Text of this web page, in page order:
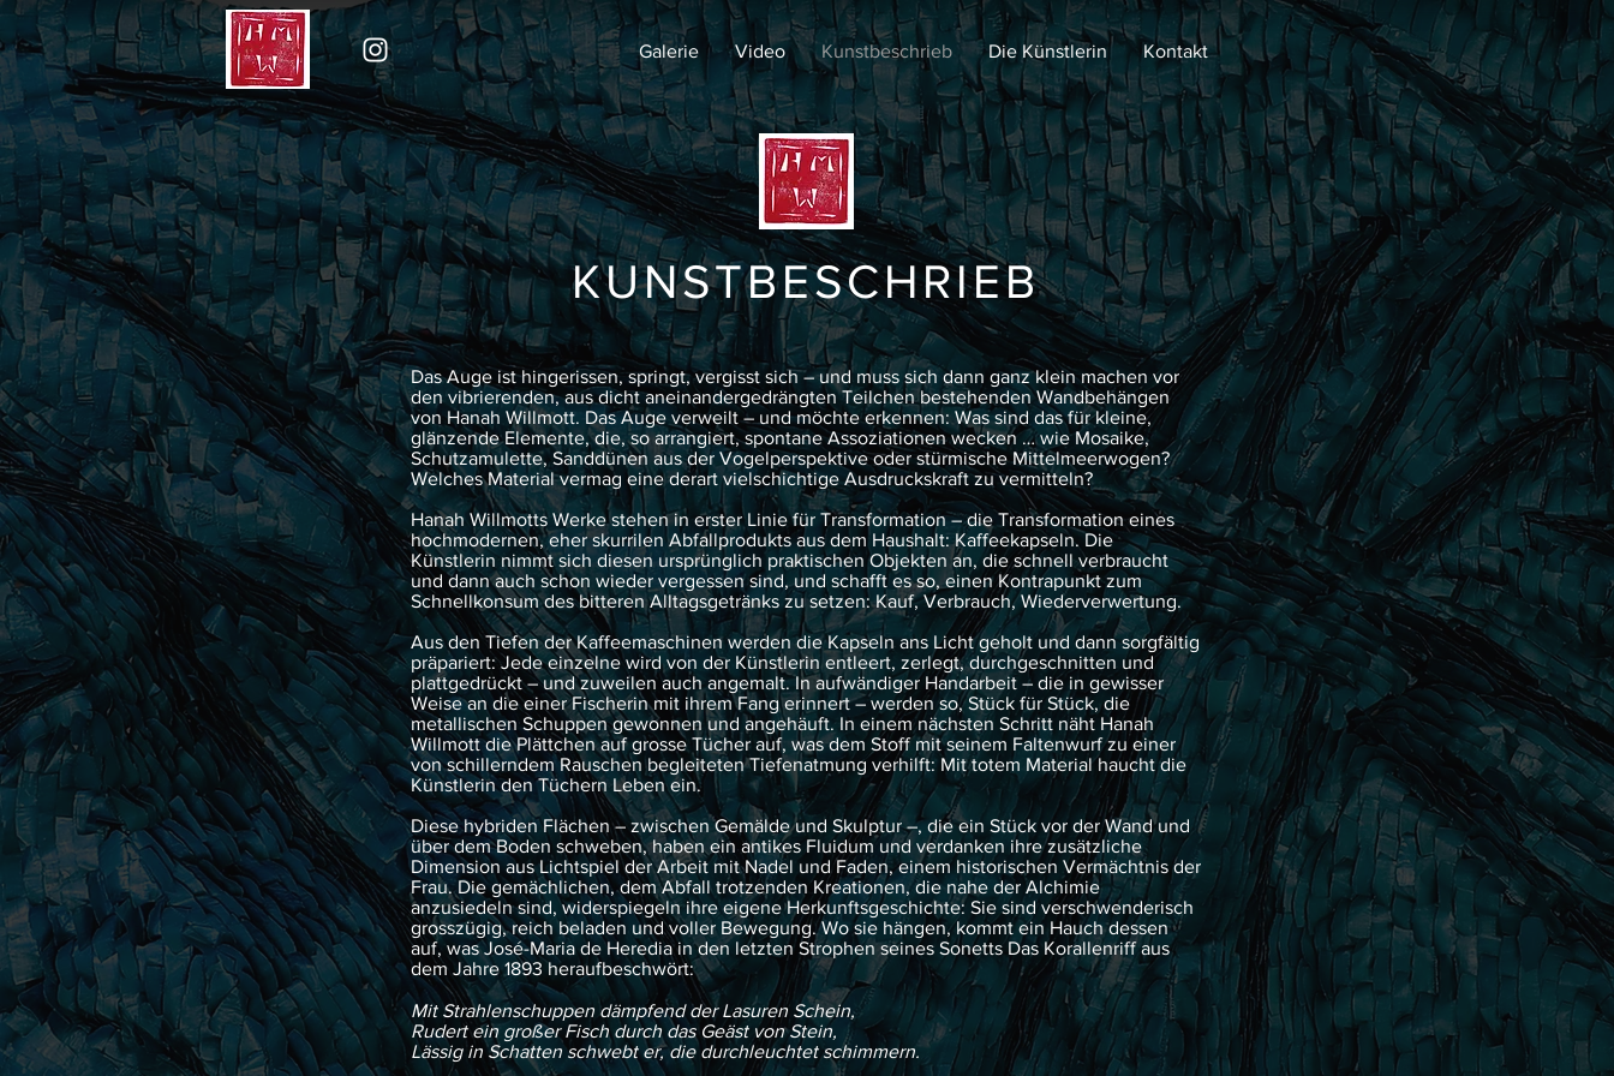
Galerie Video Kunstbeschrieb Die Künstlerin Kontakt
KUNSTBESCHRIEB
Das Auge ist hingerissen, springt, vergisst sich – und muss sich dann ganz klein machen vor
den vibrierenden, aus dicht aneinandergedrängten Teilchen bestehenden Wandbehängen
von Hanah Willmott. Das Auge verweilt – und möchte erkennen: Was sind das für kleine,
glänzende Elemente, die, so arrangiert, spontane Assoziationen wecken … wie Mosaike,
Schutzamulette, Sanddünen aus der Vogelperspektive oder stürmische Mittelmeerwogen?
Welches Material vermag eine derart vielschichtige Ausdruckskraft zu vermitteln?
Hanah Willmotts Werke stehen in erster Linie für Transformation – die Transformation eines
hochmodernen, eher skurrilen Abfallprodukts aus dem Haushalt: Kaffeekapseln. Die
Künstlerin nimmt sich diesen ursprünglich praktischen Objekten an, die schnell verbraucht
und dann auch schon wieder vergessen sind, und schafft es so, einen Kontrapunkt zum
Schnellkonsum des bitteren Alltagsgetränks zu setzen: Kauf, Verbrauch, Wiederverwertung.
Aus den Tiefen der Kaffeemaschinen werden die Kapseln ans Licht geholt und dann sorgfältig
präpariert: Jede einzelne wird von der Künstlerin entleert, zerlegt, durchgeschnitten und
plattgedrückt – und zuweilen auch angemalt. In aufwändiger Handarbeit – die in gewisser
Weise an die einer Fischerin mit ihrem Fang erinnert – werden so, Stück für Stück, die
metallischen Schuppen gewonnen und angehäuft. In einem nächsten Schritt näht Hanah
Willmott die Plättchen auf grosse Tücher auf, was dem Stoff mit seinem Faltenwurf zu einer
von schillerndem Rauschen begleiteten Tiefenatmung verhilft: Mit totem Material haucht die
Künstlerin den Tüchern Leben ein.
Diese hybriden Flächen – zwischen Gemälde und Skulptur –, die ein Stück vor der Wand und
über dem Boden schweben, haben ein antikes Fluidum und verdanken ihre zusätzliche
Dimension aus Lichtspiel der Arbeit mit Nadel und Faden, einem historischen Vermächtnis der
Frau. Die gemächlichen, dem Abfall trotzenden Kreationen, die nahe der Alchimie
anzusiedeln sind, widerspiegeln ihre eigene Herkunftsgeschichte: Sie sind verschwenderisch
grosszügig, reich beladen und voller Bewegung. Wo sie hängen, kommt ein Hauch dessen
auf, was José-Maria de Heredia in den letzten Strophen seines Sonetts Das Korallenriff aus
dem Jahre 1893 heraufbeschwört:
Mit Strahlenschuppen dämpfend der Lasuren Schein,
Rudert ein großer Fisch durch das Geäst von Stein,
Lässig in Schatten schwebt er, die durchleuchtet schimmern.